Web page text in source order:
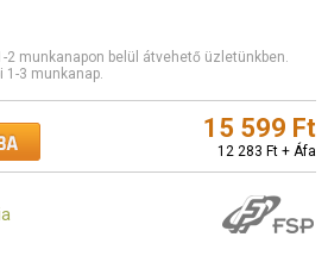
2 munkanapon belül átvehető üzletünkben.
1-3 munkanap.
15 599 Ft
12 283 Ft + Áfa